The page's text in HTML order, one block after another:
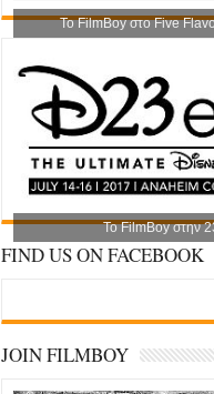
Το FilmBoy στο Five
Το FilmBoy στην
FIND US ON FACEBOOK
JOIN FILMBOY